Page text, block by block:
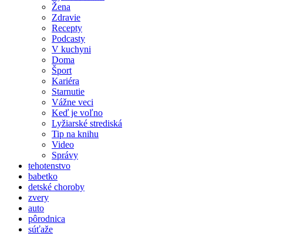
Žena
Zdravie
Recepty
Podcasty
V kuchyni
Doma
Šport
Kariéra
Starnutie
Vážne veci
Keď je voľno
Lyžiarské strediská
Tip na knihu
Video
Správy
tehotenstvo
babetko
detské choroby
zvery
auto
pôrodnica
súťaže